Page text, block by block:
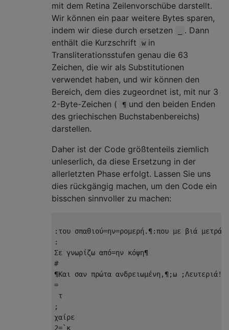
mit dem Retina Zeilenvorschübe darstellt.
Wir können ein paar weitere Bytes sparen,
indem wir diese durch ersetzen
. Dann
enthält die Kurzschrift
w in
Transliterationsstufen genau die 63
Zeichen, die wir als Substitutionen
verwendet haben, und wir können den
Bereich, dem dies zugeordnet ist, mit nur 3
2-Byte-Zeichen (
¶ und den beiden Enden
des griechischen Buchstabenbereichs)
darstellen.
Daher ist der Code größtenteils ziemlich
unleserlich, da diese Ersetzung in der
allerletzten Phase erfolgt. Lassen Sie uns
dies rückgängig machen, um den Code ein
bisschen sinnvoller zu machen:
:του σπαθιού=ην=ρομερή.¶:που με βιά
:
Σε γνωρίζω από=ην κόψη¶
#
¶Και σαν πρώτα ανδρειωμένη,¶;ω ;Λευτεριά!
=
τ
;
χαίρε
2=`κ